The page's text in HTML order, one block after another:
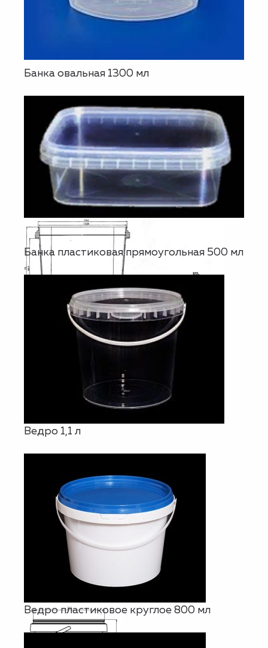
Банка овальная 1300 мл
Банка пластиковая прямоугольная 500 мл
Ведро 1,1 л
Ведро пластиковое круглое 800 мл